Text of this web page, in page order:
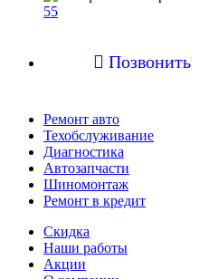
55
 Позвонить
Ремонт авто
Техобслуживание
Диагностика
Автозапчасти
Шиномонтаж
Ремонт в кредит
Скидка
Наши работы
Акции